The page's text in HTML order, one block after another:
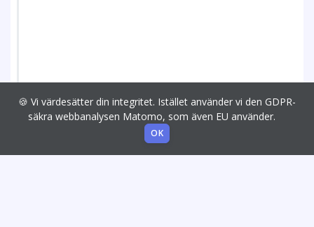
🍪 Vi värdesätter din integritet. Istället använder vi den GDPR-
säkra webbanalysen Matomo, som även EU använder.
OK